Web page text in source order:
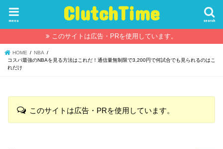
ClutchTime search
menu
このサイトは広告・PRを使用しています。
HOME
NBA
コスパ最強のNBAを見る方法はこれだ！通信量無制限で3,200円で何試合でも見られるのはこ
れだけ
このサイトは広告・PRを使用しています。